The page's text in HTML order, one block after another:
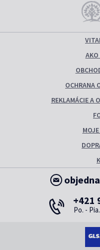
OCHRANA
REKLAMÁCIE A
+421
Po. - Pia.